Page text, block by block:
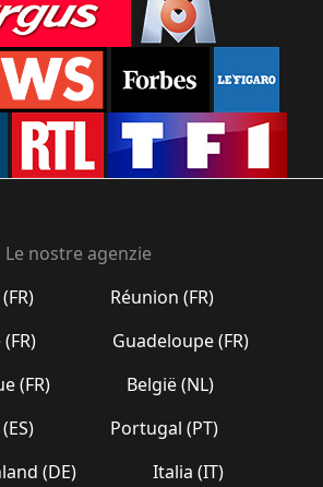
Le nostre agenzie
Réunion (FR)
Guadeloupe (FR)
(FR)
België (NL)
Portugal (PT)
(DE)
Italia (IT)